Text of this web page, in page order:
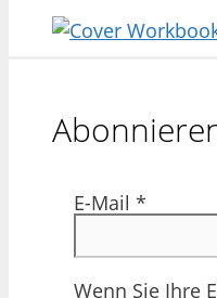
E-Mail *
Wenn Sie Ihre